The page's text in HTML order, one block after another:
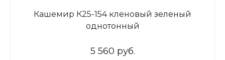
Кашемир К25-154 кленовый зеленый
однотонный
5 560 руб.